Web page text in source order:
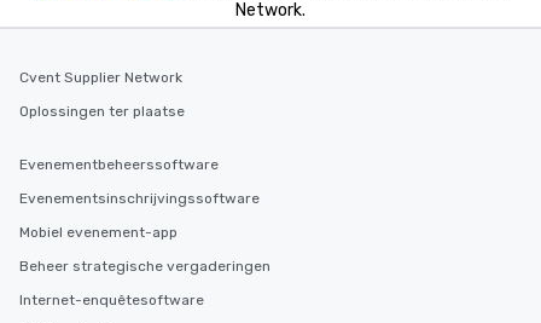
Network.
Cvent Supplier Network
Oplossingen ter plaatse
Evenementbeheerssoftware
Evenementsinschrijvingssoftware
Mobiel evenement-app
Beheer strategische vergaderingen
Internet-enquêtesoftware